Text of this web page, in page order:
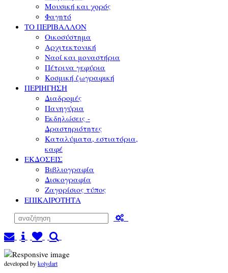
Μουσική και χορός
Φαγητό
ΤΟ ΠΕΡΙΒΑΛΛΟΝ
Οικοσύστημα
Αρχιτεκτονική
Ναοί και μοναστήρια
Πέτρινα γεφύρια
Κοσμική ζωγραφική
ΠΕΡΙΗΓΗΣΗ
Διαδρομές
Πανηγύρια
Εκδηλώσεις -
Δραστηριότητες
Καταλύματα, εστιατόρια,
καφέ
ΕΚΔΟΣΕΙΣ
Βιβλιογραφία
Δισκογραφία
Ζαγορίσιος τύπος
ΕΠΙΚΑΙΡΟΤΗΤΑ
developed bykolydart